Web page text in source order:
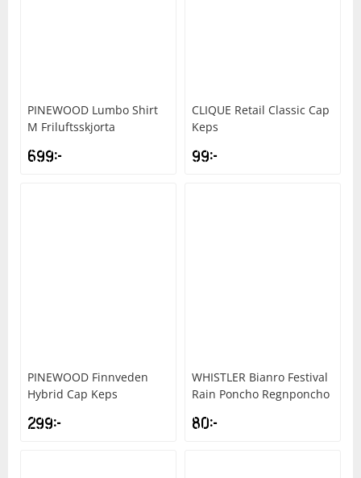
PINEWOOD Lumbo Shirt
M Friluftsskjorta
699kr
CLIQUE Retail Classic Cap
Keps
99kr
PINEWOOD Finnveden
Hybrid Cap Keps
299kr
WHISTLER Bianro Festival
Rain Poncho Regnponcho
80kr